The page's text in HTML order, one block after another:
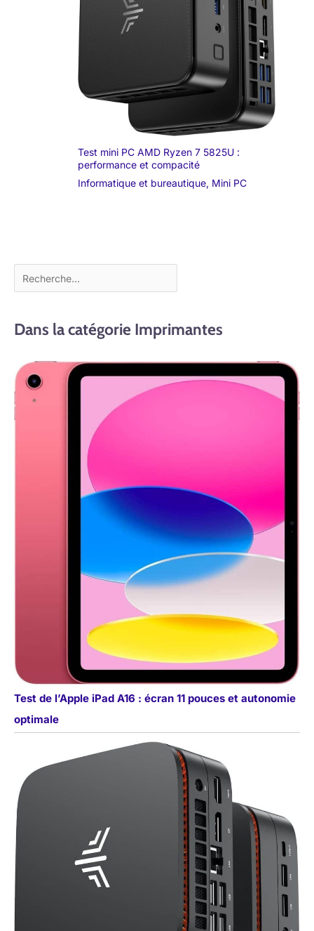
Test mini PC AMD Ryzen 7 5825U :
performance et compacité
Informatique et bureautique, Mini PC
Dans la catégorie Imprimantes
Test de l’Apple iPad A16 : écran 11 pouces et autonomie
optimale